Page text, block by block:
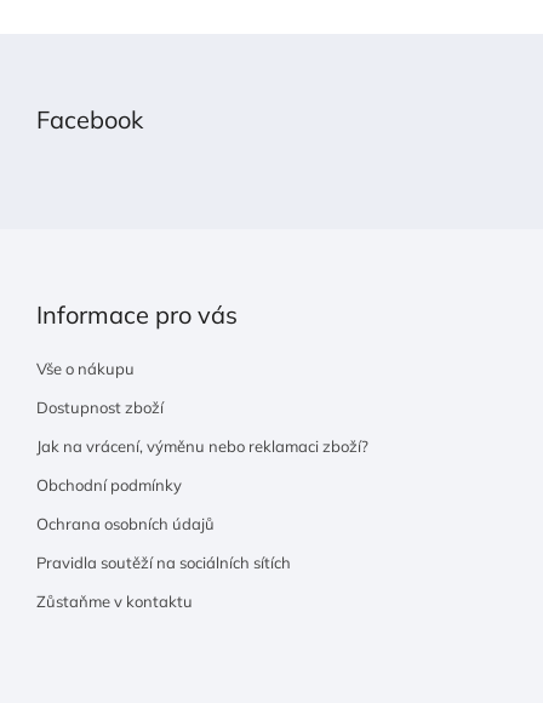
Facebook
Informace pro vás
Vše o nákupu
Dostupnost zboží
Jak na vrácení, výměnu nebo reklamaci zboží?
Obchodní podmínky
Ochrana osobních údajů
Pravidla soutěží na sociálních sítích
Zůstaňme v kontaktu